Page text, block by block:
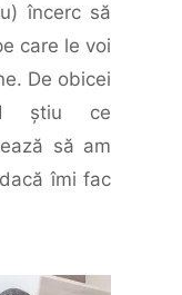
încerc să
care le voi
De obicei
ştiu ce
să am
îmi fac